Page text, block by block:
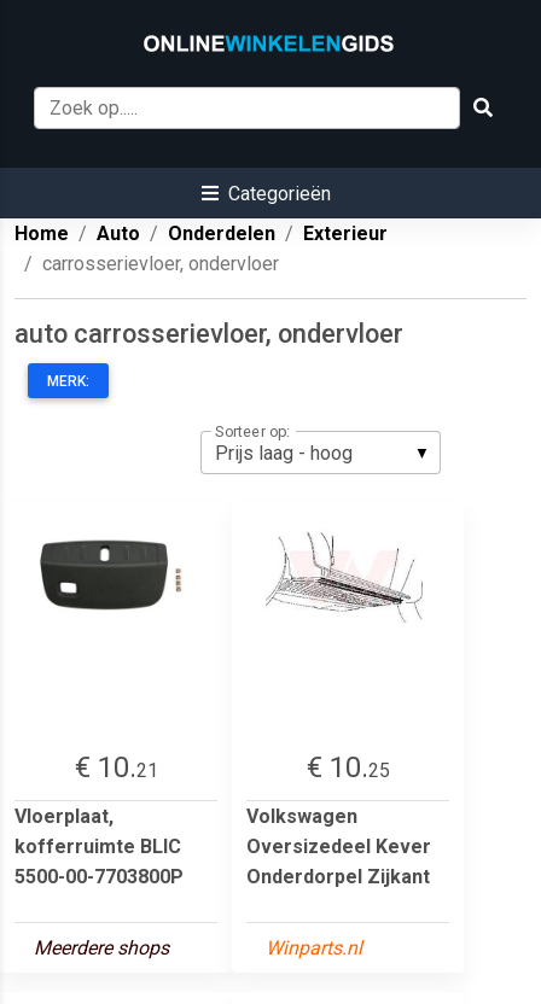
Categorieën
Home
Auto Onderdelen
Exterieur
carrosserievloer, ondervloer
auto carrosserievloer, ondervloer
MERK:
Sorteer op:
€ 10.21
Vloerplaat,
kofferruimte BLIC
5500-00-7703800P
Meerdere shops
€ 10.25
Volkswagen
Oversizedeel Kever
Onderdorpel Zijkant
Winparts.nl